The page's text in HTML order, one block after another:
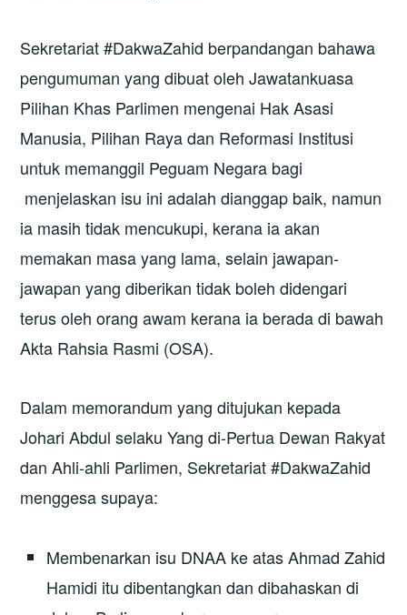
Sekretariat #DakwaZahid berpandangan bahawa
pengumuman yang dibuat oleh Jawatankuasa
Pilihan Khas Parlimen mengenai Hak Asasi
Manusia, Pilihan Raya dan Reformasi Institusi
untuk memanggil Peguam Negara bagi
menjelaskan isu ini adalah dianggap baik, namun
ia masih tidak mencukupi, kerana ia akan
memakan masa yang lama, selain jawapan-
jawapan yang diberikan tidak boleh didengari
terus oleh orang awam kerana ia berada di bawah
Akta Rahsia Rasmi (OSA).
Dalam memorandum yang ditujukan kepada
Johari Abdul selaku Yang di-Pertua Dewan Rakyat
dan Ahli-ahli Parlimen, Sekretariat #DakwaZahid
menggesa supaya:
Membenarkan isu DNAA ke atas Ahmad Zahid
Hamidi itu dibentangkan dan dibahaskan di